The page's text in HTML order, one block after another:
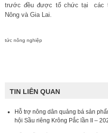
trước đều được tổ chức tại các
Nông và Gia Lai.
tức nông nghiệp
TIN LIÊN QUAN
Hỗ trợ nông dân quảng bá sản
hội Sầu riêng Krông Pắc lần II –